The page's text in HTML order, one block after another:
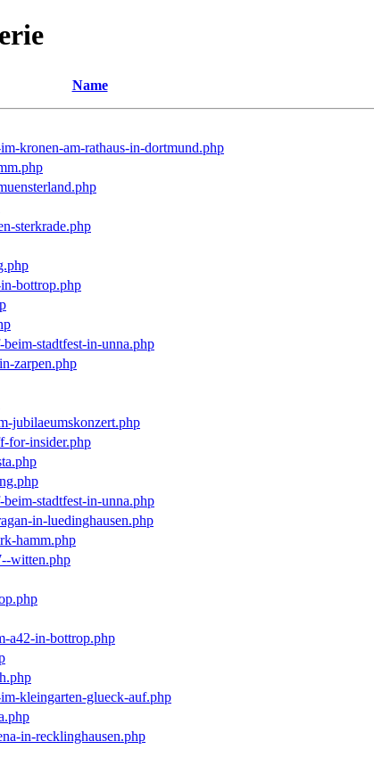
Name
kronen-am-rathaus-in-dortmund.php
sterkrade.php
bottrop.php
stadtfest-in-unna.php
zarpen.php
jubilaeumskonzert.php
for-insider.php
stadtfest-in-unna.php
in-luedinghausen.php
hamm.php
witten.php
a42-in-bottrop.php
kleingarten-glueck-auf.php
in-recklinghausen.php